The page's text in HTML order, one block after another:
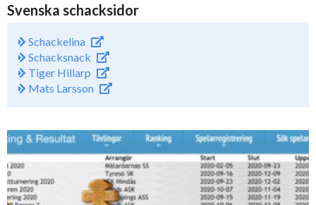
Svenska schacksidor
Schackelina
Schacksnack
Tiger Hillarp
Mats Larsson